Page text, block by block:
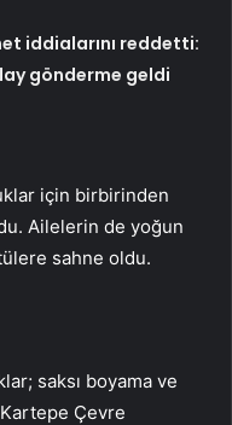
iddialarını reddetti:
gönderme geldi
için birbirinden
Ailelerin de yoğun
sahne oldu.
saksı boyama ve
Çevre